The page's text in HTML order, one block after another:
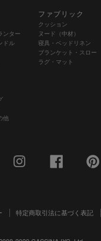
ンター
ドル
他
ファブリック
クッション
ヌード（中材）
寝具・ベッドリネン
ブランケット・スロー
ラグ・マット
特定商取引法に基づく表記